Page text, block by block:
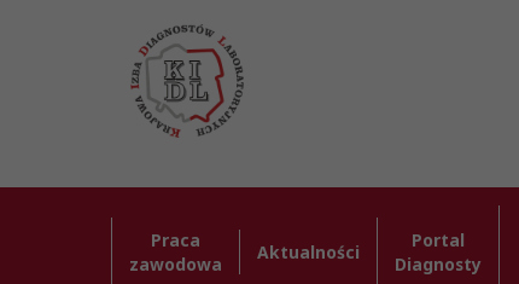
Praca
zawodowa
Aktualności
Portal
Diagnosty